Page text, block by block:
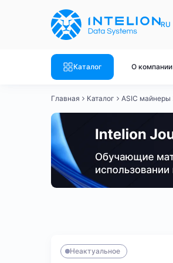
RU
Каталог О компании
ASIC майнеры
Canaan
Innosilicon
Главная Каталог ASIC майнеры
Неактуальное